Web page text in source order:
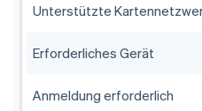
Unterstützte
Erforderliches Gerät
Anmeldung erforderlich